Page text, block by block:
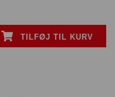
TILFØJ TIL KURV